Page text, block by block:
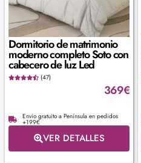
Dormitorio de matrimonio
moderno completo Soto con
cabecero de luz Led
(47)
369€
Envío gratuito a Península en pedidos
+199€
VER DETALLES